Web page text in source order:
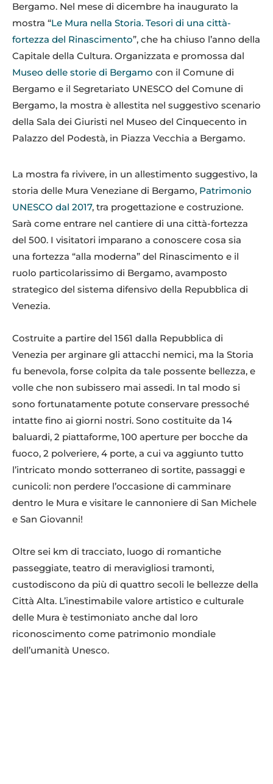
Bergamo. Nel mese di dicembre ha inaugurato la
mostra “Le Mura nella Storia. Tesori di una città-
fortezza del Rinascimento”, che ha chiuso l’anno della
Capitale della Cultura. Organizzata e promossa dal
Museo delle storie di Bergamo con il Comune di
Bergamo e il Segretariato UNESCO del Comune di
Bergamo, la mostra è allestita nel suggestivo scenario
della Sala dei Giuristi nel Museo del Cinquecento in
Palazzo del Podestà, in Piazza Vecchia a Bergamo.
La mostra fa rivivere, in un allestimento suggestivo, la
storia delle Mura Veneziane di Bergamo, Patrimonio
UNESCO dal 2017, tra progettazione e costruzione.
Sarà come entrare nel cantiere di una città-fortezza
del 500. I visitatori imparano a conoscere cosa sia
una fortezza “alla moderna” del Rinascimento e il
ruolo particolarissimo di Bergamo, avamposto
strategico del sistema difensivo della Repubblica di
Venezia.
Costruite a partire del 1561 dalla Repubblica di
Venezia per arginare gli attacchi nemici, ma la Storia
fu benevola, forse colpita da tale possente bellezza, e
volle che non subissero mai assedi. In tal modo si
sono fortunatamente potute conservare pressoché
intatte fino ai giorni nostri. Sono costituite da 14
baluardi, 2 piattaforme, 100 aperture per bocche da
fuoco, 2 polveriere, 4 porte, a cui va aggiunto tutto
l’intricato mondo sotterraneo di sortite, passaggi e
cunicoli: non perdere l’occasione di camminare
dentro le Mura e visitare le cannoniere di San Michele
e San Giovanni!
Oltre sei km di tracciato, luogo di romantiche
passeggiate, teatro di meravigliosi tramonti,
custodiscono da più di quattro secoli le bellezze della
Città Alta. L’inestimabile valore artistico e culturale
delle Mura è testimoniato anche dal loro
riconoscimento come patrimonio mondiale
dell’umanità Unesco.